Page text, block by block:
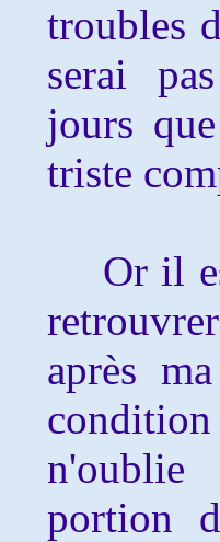
troubles
serai
jours
triste
Or il
après
portion